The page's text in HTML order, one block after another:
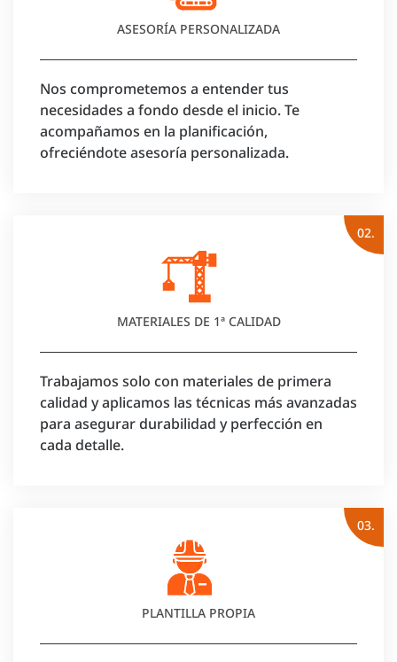
ASESORÍA PERSONALIZADA
Nos comprometemos a entender tus
necesidades a fondo desde el inicio. Te
acompañamos en la planificación,
ofreciéndote asesoría personalizada.
02.
MATERIALES DE 1ª CALIDAD
Trabajamos solo con materiales de primera
calidad y aplicamos las técnicas más avanzadas
para asegurar durabilidad y perfección en
cada detalle.
03.
PLANTILLA PROPIA